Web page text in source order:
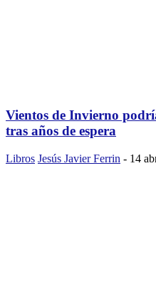
Vientos de Invierno
tras años de espera
Libros Jesús Javier Ferrin - 14